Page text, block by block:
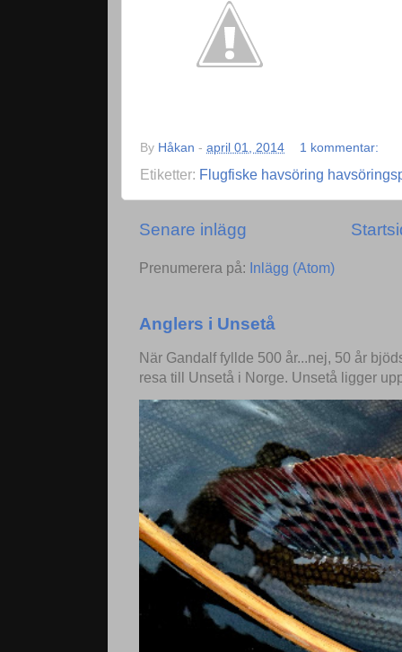
By Håkan - april 01, 2014 1 kommentar:
Etiketter: Flugfiske havsöring
Senare inlägg
Prenumerera på: Inlägg (Atom)
Anglers i Unsetå
När Gandalf fyllde 500 år...nej, 50 år
resa till Unsetå i Norge. Unsetå ligger